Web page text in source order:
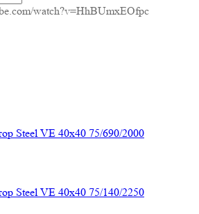
watch?v=HhBUmxEOfpc
Steel VE 40х40 75/690/2000
Steel VE 40х40 75/140/2250